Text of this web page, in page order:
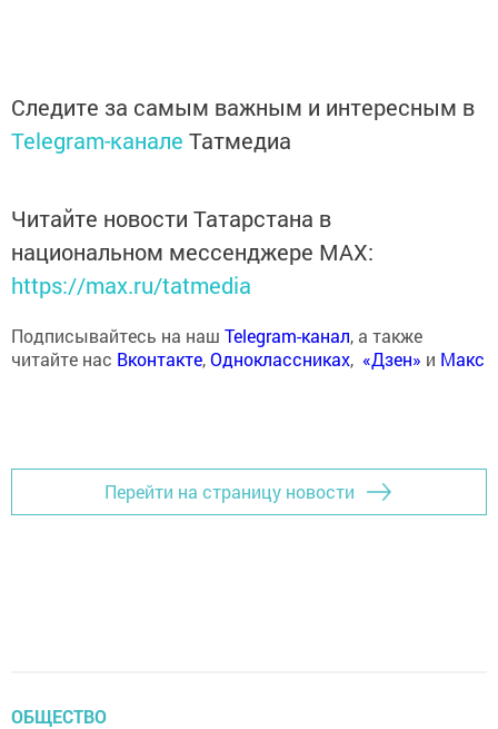
Следите за самым важным и интересным в
Telegram-канале Татмедиа
Читайте новости Татарстана в
национальном мессенджере MАХ:
https://max.ru/tatmedia
Подписывайтесь на наш Telegram-канал, а также
читайте нас Вконтакте,Одноклассниках, «Дзен» и Макс
Перейти на страницу новости
ОБЩЕСТВО